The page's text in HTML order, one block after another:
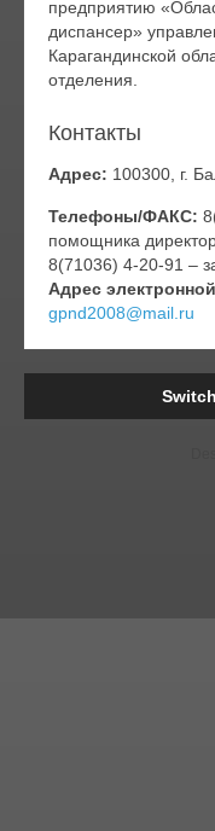
предприятию
диспансер»
Карагандинской
отделения.
Контакты
Адрес: 100300, г.
Телефоны/ФАКС:
помощника
8(71036) 4-20-91 –
Адрес
gpnd2008@mail.ru